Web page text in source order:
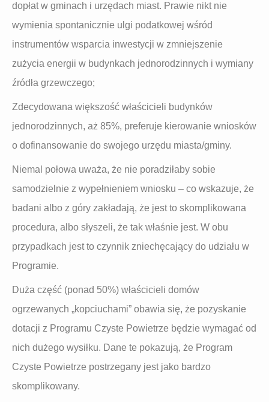
dopłat w gminach i urzędach miast. Prawie nikt nie
wymienia spontanicznie ulgi podatkowej wśród
instrumentów wsparcia inwestycji w zmniejszenie
zużycia energii w budynkach jednorodzinnych i wymiany
źródła grzewczego;
Zdecydowana większość właścicieli budynków
jednorodzinnych, aż 85%, preferuje kierowanie wniosków
o dofinansowanie do swojego urzędu miasta/gminy.
Niemal połowa uważa, że nie poradziłaby sobie
samodzielnie z wypełnieniem wniosku – co wskazuje, że
badani albo z góry zakładają, że jest to skomplikowana
procedura, albo słyszeli, że tak właśnie jest. W obu
przypadkach jest to czynnik zniechęcający do udziału w
Programie.
Duża część (ponad 50%) właścicieli domów
ogrzewanych „kopciuchami” obawia się, że pozyskanie
dotacji z Programu Czyste Powietrze będzie wymagać od
nich dużego wysiłku. Dane te pokazują, że Program
Czyste Powietrze postrzegany jest jako bardzo
skomplikowany.